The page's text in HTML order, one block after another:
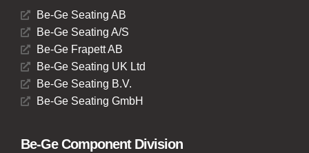
Be-Ge Seating AB
Be-Ge Seating A/S
Be-Ge Frapett AB
Be-Ge Seating UK Ltd
Be-Ge Seating B.V.
Be-Ge Seating GmbH
Be-Ge Component Division